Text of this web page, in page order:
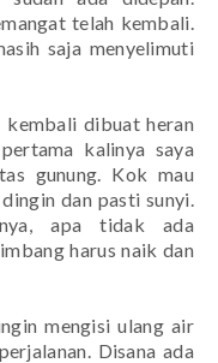
telah kembali.
saja menyelimuti
kembali dibuat heran
kalinya saya
gunung. Kok mau
dan pasti sunyi.
apa tidak ada
harus naik dan
mengisi ulang air
Disana ada